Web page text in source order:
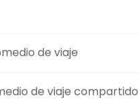
de viaje
de viaje compartido